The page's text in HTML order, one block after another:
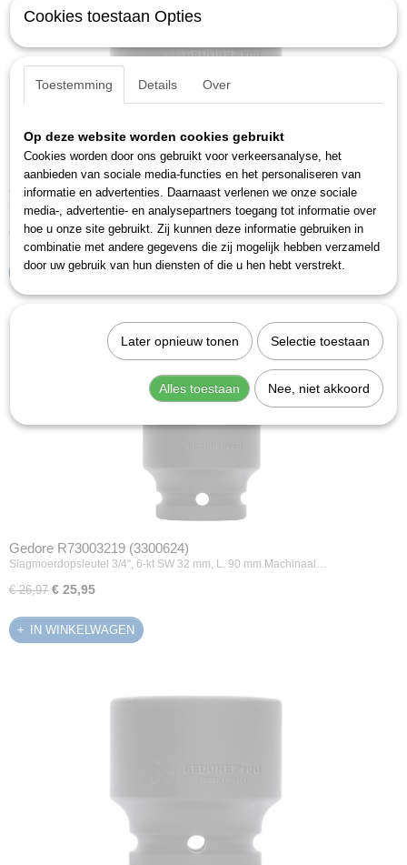
Gedore R73003310 (3300603)
Slagmoerdopsleutel 3/4", 6-kt SW 33 mm, L. 56 mm.Machinaal…
€ 18,32 € 17,76
IN WINKELWAGEN
Gedore R73003219 (3300624)
Slagmoerdopsleutel 3/4", 6-kt SW 32 mm, L. 90 mm.Machinaal…
€ 26,97 € 25,95
IN WINKELWAGEN
Cookies toestaan Opties
Toestemming Details Over
Op deze website worden cookies gebruikt
Cookies worden door ons gebruikt voor verkeersanalyse, het
aanbieden van sociale media-functies en het personaliseren van
informatie en advertenties. Daarnaast verlenen we onze sociale
media-, advertentie- en analysepartners toegang tot informatie over
hoe u onze site gebruikt. Zij kunnen deze informatie gebruiken in
combinatie met andere gegevens die zij mogelijk hebben verzameld
door uw gebruik van hun diensten of die u hen hebt verstrekt.
Later opnieuw tonen Selectie toestaan
Alles toestaan Nee, niet akkoord